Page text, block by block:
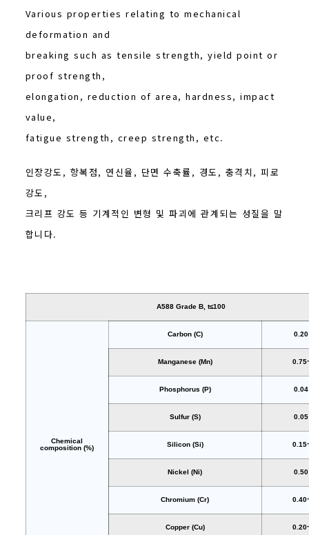
Various properties relating to mechanical
deformation and
breaking such as tensile strength, yield point or
proof strength,
elongation, reduction of area, hardness, impact
value,
fatigue strength, creep strength, etc.
인장강도, 항복점, 연신율, 단면 수축률, 경도, 충격치, 피로
강도,
크리프 강도 등 기계적인 변형 및 파괴에 관계되는 성질을 말
합니다.
A588 Grade B, t≤100
Chemical
composition (%)
Carbon (C)
Manganese (Mn)
Phosphorus (P)
Sulfur (S)
Silicon (Si)
Nickel (Ni)
Chromium (Cr)
Copper (Cu)